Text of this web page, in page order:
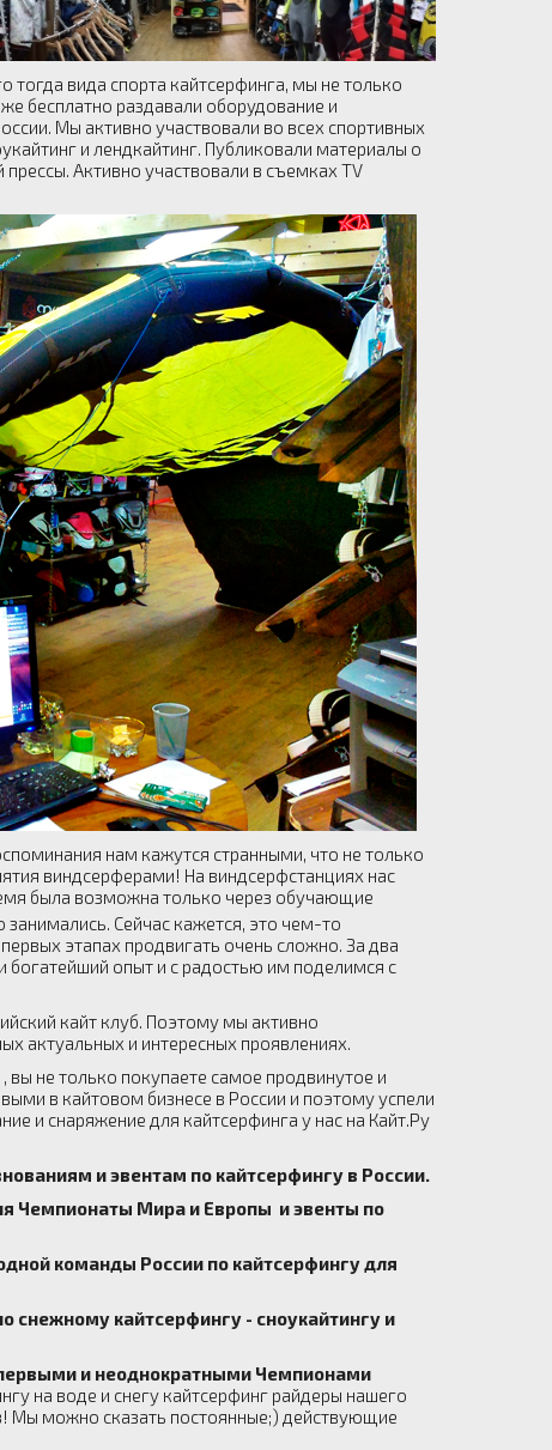
тогда вида спорта кайтсерфинга, мы не только
бесплатно раздавали оборудование и
Мы активно участвовали во всех спортивных
и лендкайтинг. Публиковали материалы о
Активно участвовали в съемках ТV
нам кажутся странными, что не только
виндсерферами! На виндсерфстанциях нас
была возможна только через обучающие
Сейчас кажется, это чем-то
этапах продвигать очень сложно. За два
богатейший опыт и с радостью им поделимся с
кайт клуб. Поэтому мы активно
актуальных и интересных проявлениях.
вы не только покупаете самое продвинутое и
в кайтовом бизнесе в России и поэтому успели
и снаряжение для кайтсерфинга у нас на Кайт.Ру
и эвентам по кайтсерфингу в России.
Чемпионаты Мира и Европы и эвенты по
команды России по кайтсерфингу для
кайтсерфингу - сноукайтингу и
и неоднократными Чемпионами
на воде и снегу кайтсерфинг райдеры нашего
Мы можно сказать постоянные;) действующие